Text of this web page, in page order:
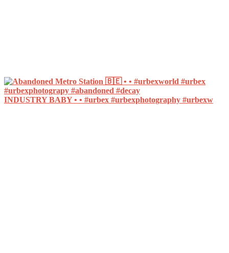
INDUSTRY BABY • • #urbex #urbexphotography #urbexw